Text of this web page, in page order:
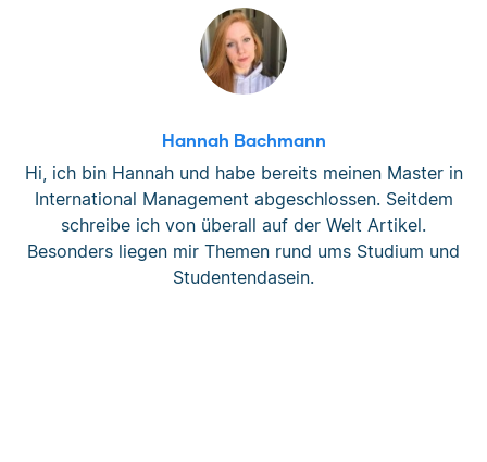
Hannah Bachmann
Hi, ich bin Hannah und habe bereits meinen Master in
International Management abgeschlossen. Seitdem
schreibe ich von überall auf der Welt Artikel.
Besonders liegen mir Themen rund ums Studium und
Studentendasein.